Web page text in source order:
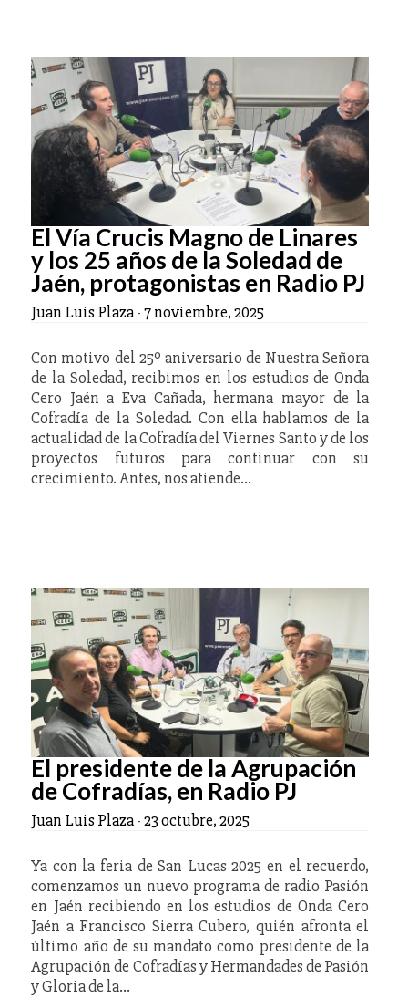
El Vía Crucis Magno de Linares
y los 25 años de la Soledad de
Jaén, protagonistas en Radio PJ
Juan Luis Plaza-7 noviembre, 2025
Con motivo del 25º aniversario de Nuestra Señora
de la Soledad, recibimos en los estudios de Onda
Cero Jaén a Eva Cañada, hermana mayor de la
Cofradía de la Soledad. Con ella hablamos de la
actualidad de la Cofradía del Viernes Santo y de los
proyectos futuros para continuar con su
crecimiento. Antes, nos atiende…
El presidente de la Agrupación
de Cofradías, en Radio PJ
Juan Luis Plaza-23 octubre, 2025
Ya con la feria de San Lucas 2025 en el recuerdo,
comenzamos un nuevo programa de radio Pasión
en Jaén recibiendo en los estudios de Onda Cero
Jaén a Francisco Sierra Cubero, quién afronta el
último año de su mandato como presidente de la
Agrupación de Cofradías y Hermandades de Pasión
y Gloria de la…